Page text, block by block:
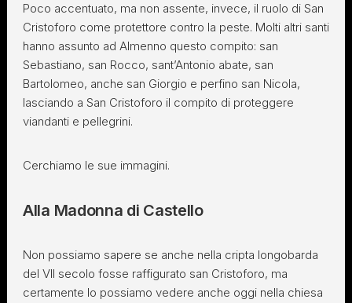
Poco accentuato, ma non assente, invece, il ruolo di San
Cristoforo come protettore contro la peste. Molti altri santi
hanno assunto ad Almenno questo compito: san
Sebastiano, san Rocco, sant’Antonio abate, san
Bartolomeo, anche san Giorgio e perfino san Nicola,
lasciando a San Cristoforo il compito di proteggere
viandanti e pellegrini.
Cerchiamo le sue immagini.
Alla Madonna di Castello
Non possiamo sapere se anche nella cripta longobarda
del VII secolo fosse raffigurato san Cristoforo, ma
certamente lo possiamo vedere anche oggi nella chiesa